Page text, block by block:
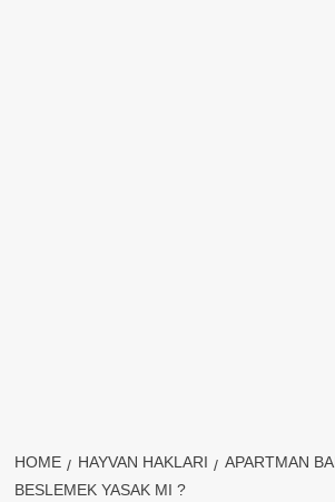
HOME HAYVAN HAKLARI
APARTMAN
BESLEMEK YASAK MI ?